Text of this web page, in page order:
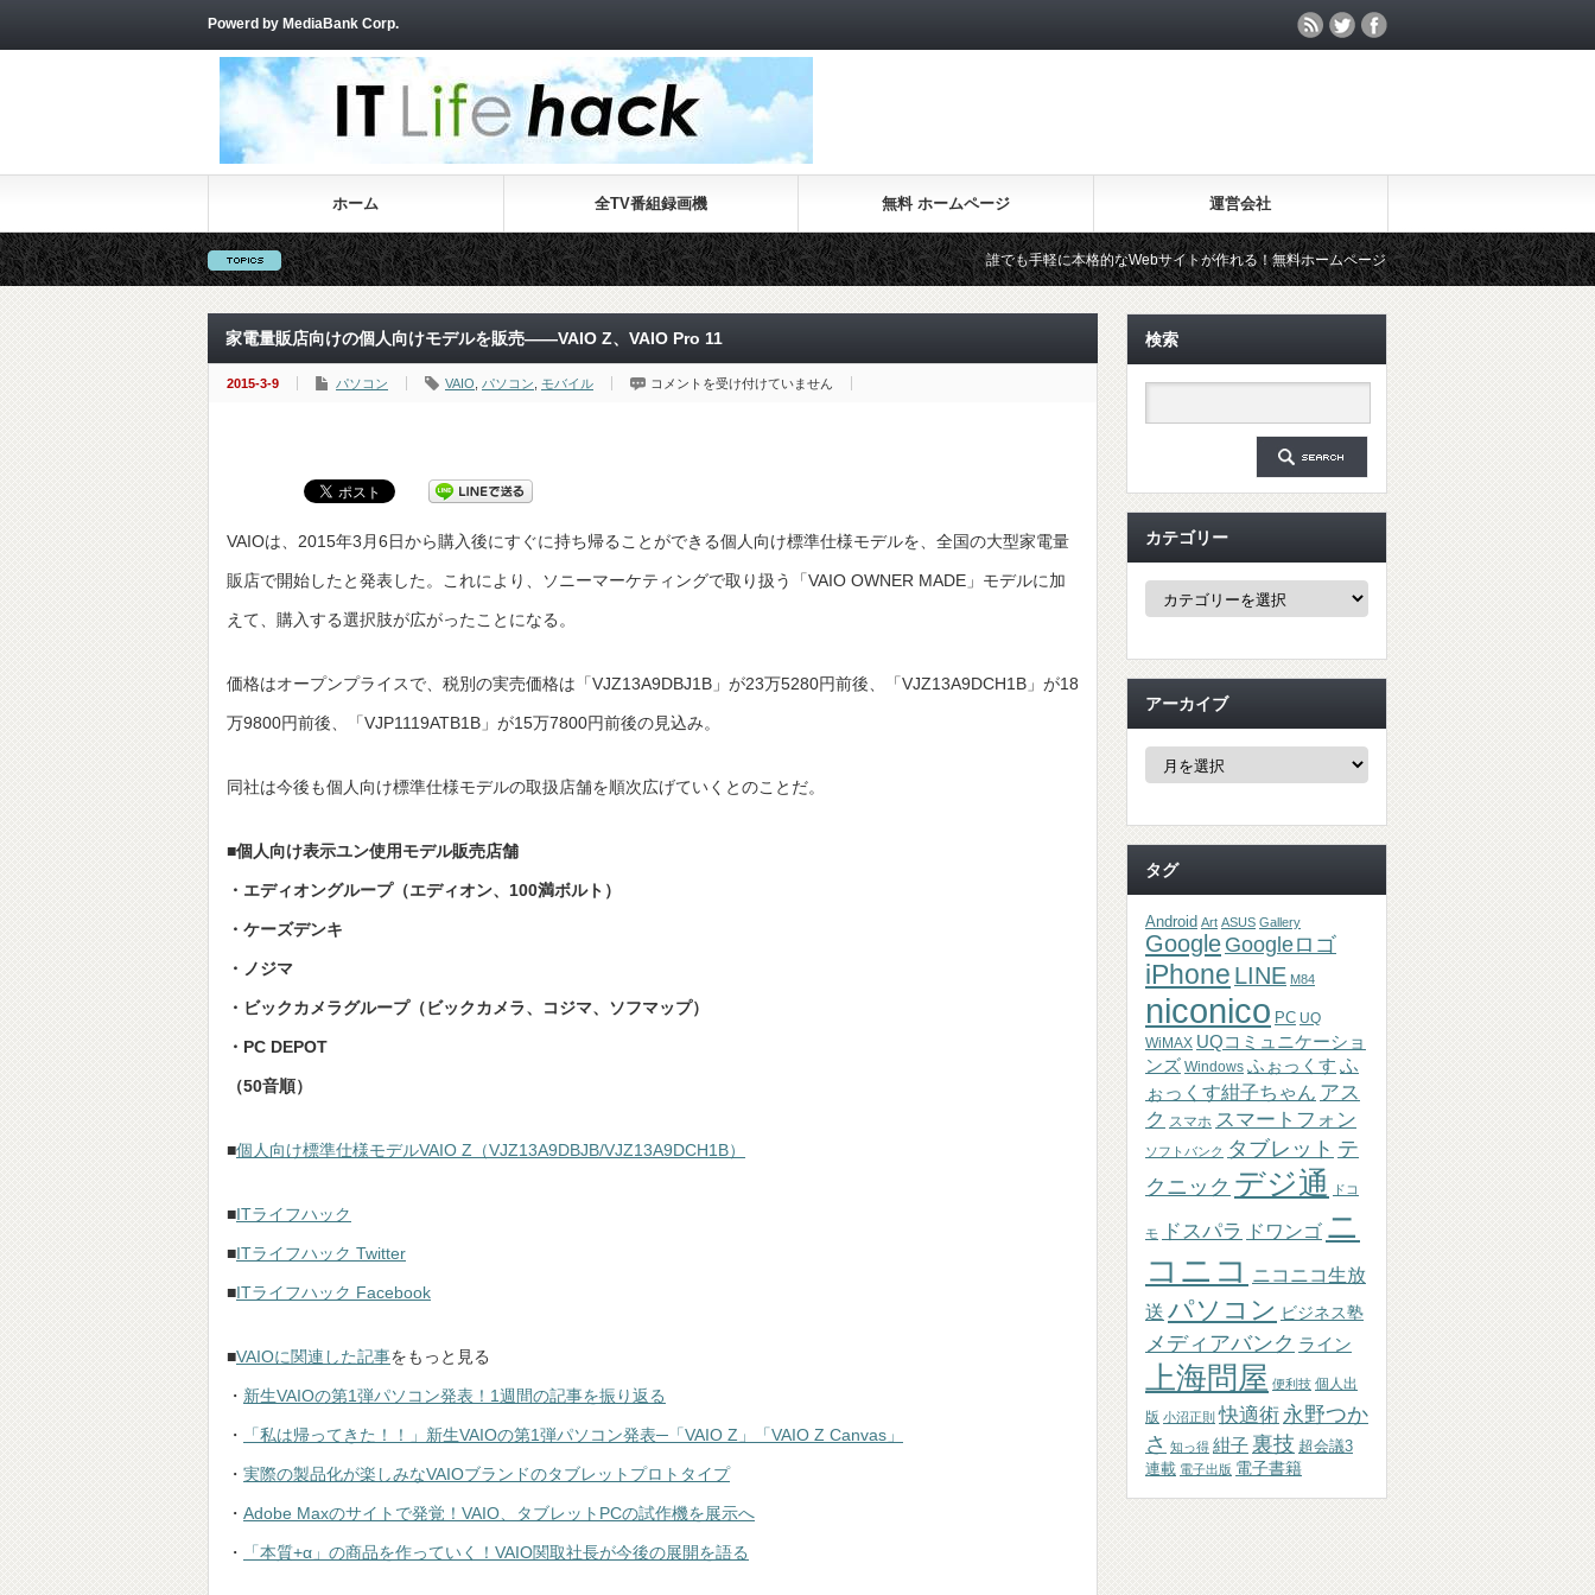
Powerd by MediaBank Corp.
ホーム 全TV番組録画機 無料 ホームページ 運営会社
誰でも手軽に本格的なWebサイトが作れる！無料ホームページ作成ツール「Wix」を試してみた
家電量販店向けの個人向けモデルを販売――VAIO Z、VAIO Pro 11
2015-3-9 パソコン VAIO パソコン モバイル
家
け
モ
ル
Pro
コメントを受け付けていません
VAIOは、2015年3月6日から購入後にすぐに持ち帰ることができる個人向け標準仕様モデルを、全国の大型家電量
販店で開始したと発表した。これにより、ソニーマーケティングで取り扱う「VAIO OWNER MADE」モデルに加
えて、購入する選択肢が広がったことになる。
価格はオープンプライスで、税別の実売価格は「VJZ13A9DBJ1B」が23万5280円前後、「VJZ13A9DCH1B」が18
万9800円前後、「VJP1119ATB1B」が15万7800円前後の見込み。
同社は今後も個人向け標準仕様モデルの取扱店舗を順次広げていくとのことだ。
■個人向け表示ユン使用モデル販売店舗
・エディオングループ（エディオン、100満ボルト）
・ケーズデンキ
・ノジマ
・ビックカメラグループ（ビックカメラ、コジマ、ソフマップ）
・PC DEPOT
（50音順）
■個人向け標準仕様モデルVAIO Z（VJZ13A9DBJB/VJZ13A9DCH1B）
■ITライフハック
■ITライフハック Twitter
■ITライフハック Facebook
■VAIOに関連した記事をもっと見る
・ 新生VAIOの第1弾パソコン発表！1週間の記事を振り返る
・ 「私は帰ってきた！！」新生VAIOの第1弾パソコン発表─「VAIO Z」「VAIO Z Canvas」
・ 実際の製品化が楽しみなVAIOブランドのタブレットプロトタイプ
・ Adobe Maxのサイトで発覚！VAIO、タブレットPCの試作機を展示へ
・ 「本質+α」の商品を作っていく！VAIO関取社長が今後の展開を語る
検索
カテゴリー
カ
ー
アーカイブ
ア
ブ
タグ
Android Art ASUS Gallery
Google Googleロゴ
iPhone LINE M84
niconico PC UQ
WiMAX UQコミュニケーショ
ンズ Windows ふぉっくす ふ
ぉっくす紺子ちゃん アス
ク スマホ スマートフォン
ソフトバンク タブレット テ
クニック デジ通 ドコ
モ ドスパラ ドワンゴ ニ
コニコ ニコニコ生放
送 パソコン ビジネス塾
メディアバンク ライン
上海問屋 便利技 個人出
版 小沼正則 快適術 永野つか
さ 知っ得 紺子 裏技 超会議3
連載 電子出版 電子書籍